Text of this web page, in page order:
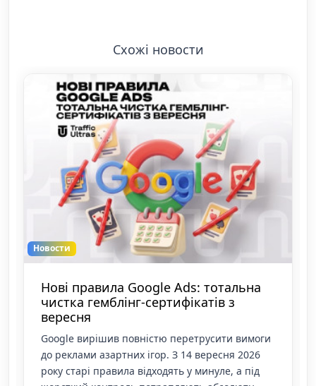
Схожі новости
Новости
Нові правила Google Ads: тотальна
чистка гемблінг-сертифікатів з
вересня
Google вирішив повністю перетрусити вимоги
до реклами азартних ігор. З 14 вересня 2026
року старі правила відходять у минуле, а під